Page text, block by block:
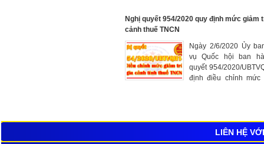
Nghị quyết 954/2020 quy định mức giảm
cảnh thuế TNCN
Ngày 2/6/2020 Ủy
vụ Quốc hội ban
quyết 954/2020/
định điều chỉnh mức
LIÊN HỆ